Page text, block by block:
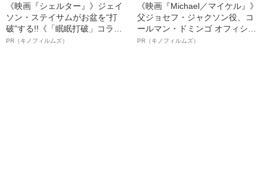
《映画『シェルター』》ジェイ
ソン・ステイサムがお盆を“打
破”する!!《「眠眠打破」コラ
ボ》
PR（キノフィルムズ）
《映画『Michael／マイケル』》
父ジョセフ・ジャクソン役、コ
ールマン・ドミンゴ オフィシャ
ルインタビュー“観客を魅了した
PR（キノフィルムズ）